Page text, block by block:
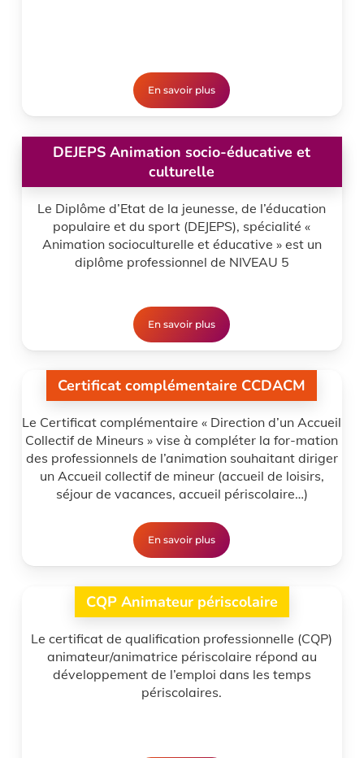
En savoir plus
DEJEPS Animation socio-éducative et
culturelle
Le Diplôme d’Etat de la jeunesse, de l’éducation
populaire et du sport (DEJEPS), spécialité «
Animation socioculturelle et éducative » est un
diplôme professionnel de NIVEAU 5
En savoir plus
Certificat complémentaire CCDACM
Le Certificat complémentaire « Direction d’un Accueil
Collectif de Mineurs » vise à compléter la for-mation
des professionnels de l’animation souhaitant diriger
un Accueil collectif de mineur (accueil de loisirs,
séjour de vacances, accueil périscolaire…)
En savoir plus
CQP Animateur périscolaire
Le certificat de qualification professionnelle (CQP)
animateur/animatrice périscolaire répond au
développement de l’emploi dans les temps
périscolaires.